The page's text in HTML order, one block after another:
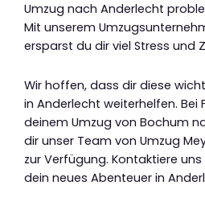
Umzug nach Anderlecht
Mit unserem
ersparst du dir viel Stress und
Wir hoffen, dass dir diese
in Anderlecht weiterhelfen. Bei
deinem Umzug von Bochum
dir unser Team von Umzug
zur Verfügung. Kontaktiere
dein neues Abenteuer in